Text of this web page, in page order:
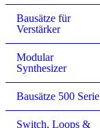
Bausätze für
Verstärker
Modular
Synthesizer
Bausätze 500 Serie
Switch, Loops &